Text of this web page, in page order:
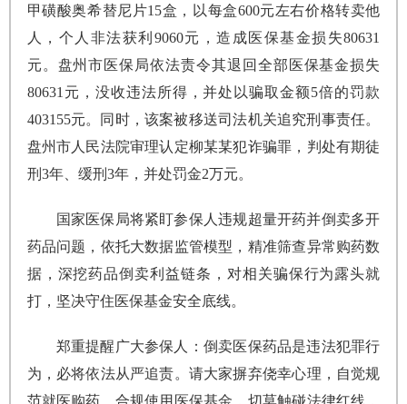
甲磺酸奥希替尼片15盒，以每盒600元左右价格转卖他
人，个人非法获利9060元，造成医保基金损失80631
元。盘州市医保局依法责令其退回全部医保基金损失
80631元，没收违法所得，并处以骗取金额5倍的罚款
403155元。同时，该案被移送司法机关追究刑事责任。
盘州市人民法院审理认定柳某某犯诈骗罪，判处有期徒
刑3年、缓刑3年，并处罚金2万元。
国家医保局将紧盯参保人违规超量开药并倒卖多开
药品问题，依托大数据监管模型，精准筛查异常购药数
据，深挖药品倒卖利益链条，对相关骗保行为露头就
打，坚决守住医保基金安全底线。
郑重提醒广大参保人：倒卖医保药品是违法犯罪行
为，必将依法从严追责。请大家摒弃侥幸心理，自觉规
范就医购药、合规使用医保基金，切莫触碰法律红线，